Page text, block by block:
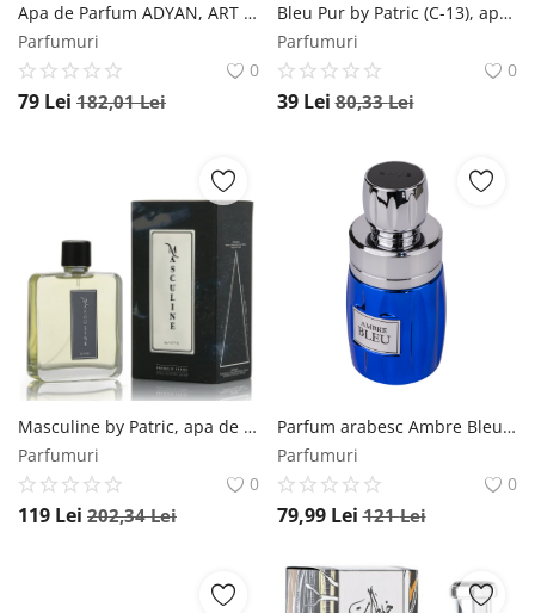
Apa de Parfum ADYAN, ART OF OUD, barbat, 100ML Adyan
Parfumuri
0
79 Lei 182,01Lei
Bleu Pur by Patric (C-13), apa de parfum 50ml, barbati by Patric
Parfumuri
0
39 Lei 80,33Lei
Masculine by Patric, apa de parfum 100 ml, barbati by Patric
Parfumuri
0
119 Lei 202,34Lei
Parfum arabesc Ambre Bleu, RAVE, apa de parfum 100 ml, barbati RAVE
Parfumuri
0
79,99 Lei 121Lei